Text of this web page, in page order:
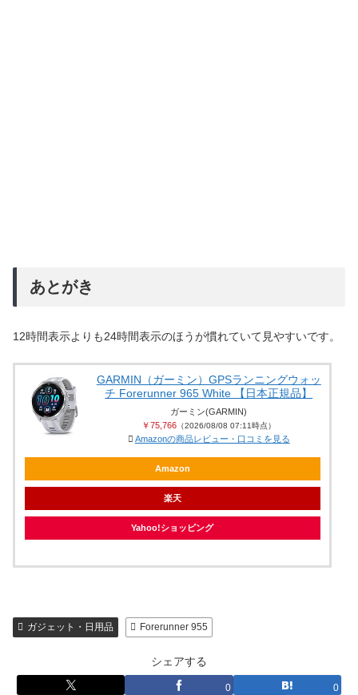
あとがき
12時間表示よりも24時間表示のほうが慣れていて見やすいです。
GARMIN（ガーミン）GPSランニングウォッ
チ Forerunner 965 White 【日本正規品】
ガーミン(GARMIN)
￥75,766 （2026/08/08 07:11時点）
Amazonの商品レビュー・口コミを見る
Amazon
楽天
Yahoo!ショッピング
ガジェット・日用品 Forerunner 955
シェアする
0 0